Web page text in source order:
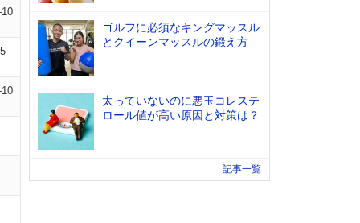
ゴルフに必須なキングマッスル
とクイーンマッスルの鍛え方
太っていないのに悪玉コレステ
ロール値が高い原因と対策は？
記事一覧